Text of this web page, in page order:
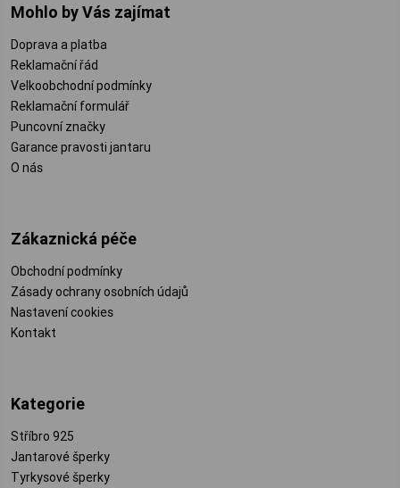
Mohlo by Vás zajímat
Doprava a platba
Reklamační řád
Velkoobchodní podmínky
Reklamační formulář
Puncovní značky
Garance pravosti jantaru
O nás
Zákaznická péče
Obchodní podmínky
Zásady ochrany osobních údajů
Nastavení cookies
Kontakt
Kategorie
Stříbro 925
Jantarové šperky
Tyrkysové šperky